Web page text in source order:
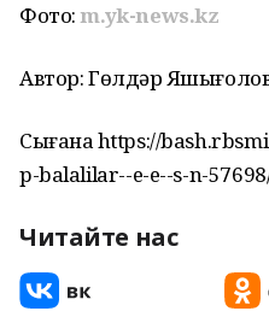
Фото:m.yk-news.kz
Автор: Гөлдәр
Сығанаҡ https://
p-balalilar--e-e--s-n-
Читайте нас